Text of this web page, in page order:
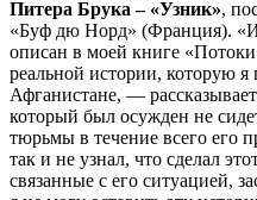
Питера Брука – «Узник»,
«Буф дю Норд» (Франция).
описан в моей книге
реальной истории, которую я
Афганистане, —
который был осужден не
тюрьмы в течение всего его
так и не узнал, что сделал
связанные с его ситуацией,